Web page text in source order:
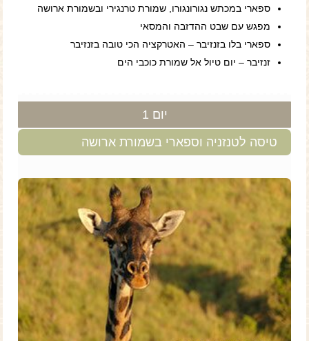
ספארי במכתש נגורונגורו, שמורת טרנגירי ובשמורת ארושה
מפגש עם שבט ההדזבה והמסאי
ספארי בלו בזנזיבר – האטרקציה הכי טובה בזנזיבר
זנזיבר – יום טיול אל שמורת כוכבי הים
טיסה לטנזניה וספארי בשמורת ארושה
יום 1